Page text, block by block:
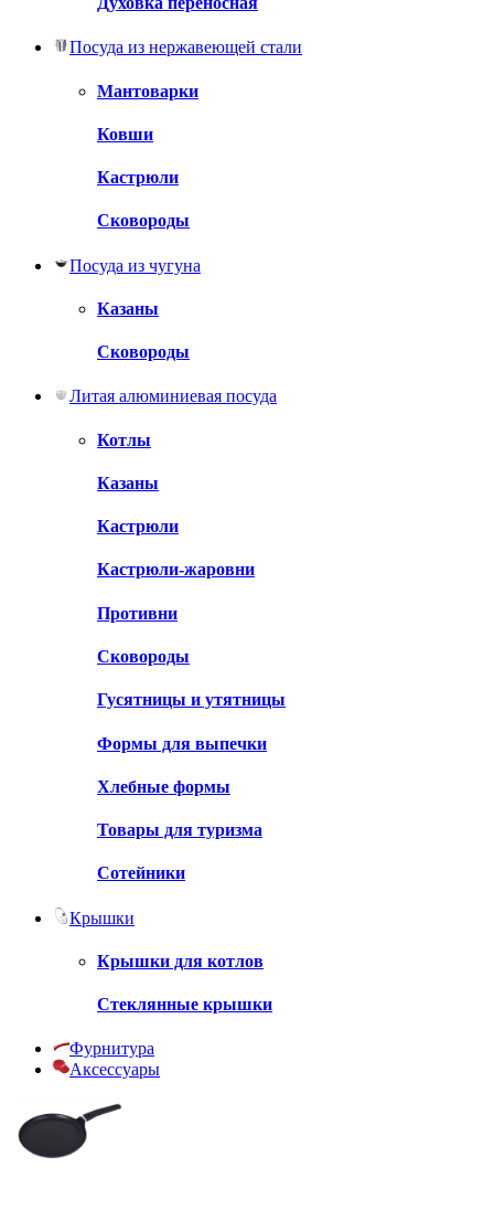
Посуда из нержавеющей стали
Мантоварки
Ковши
Кастрюли
Сковороды
Посуда из чугуна
Казаны
Сковороды
Литая алюминиевая посуда
Котлы
Казаны
Кастрюли
Кастрюли-жаровни
Противни
Сковороды
Гусятницы и утятницы
Формы для выпечки
Хлебные формы
Товары для туризма
Сотейники
Крышки
Крышки для котлов
Стеклянные крышки
Фурнитура
Аксессуары